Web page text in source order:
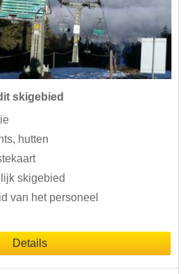
skigebied
hutten
skigebied
van het personeel
Details